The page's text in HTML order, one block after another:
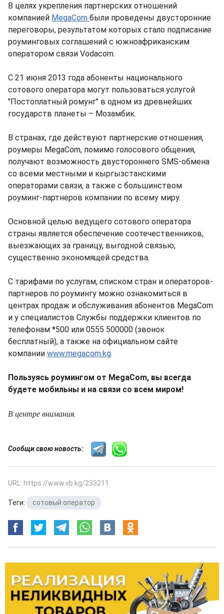
В целях укрепления партнерских отношений
компанией MegaCom были проведены двусторонние
переговоры, результатом которых стало подписание
роуминговых соглашений с южноафриканским
оператором связи Vodacom.
С 21 июня 2013 года абоненты национального
сотового оператора могут пользоваться услугой
"Постоплатный ромунг" в одном из древнейших
государств планеты – Мозамбик.
В странах, где действуют партнерские отношения,
роумеры MegaCom, помимо голосового общения,
получают возможность двустороннего SMS-обмена
со всеми местными и кыргызстанскими
операторами связи, а также с большинством
роуминг-партнеров компании по всему миру.
Основной целью ведущего сотового оператора
страны является обеспечение соотечественников,
выезжающих за границу, выгодной связью,
существенно экономящей средства.
С тарифами по услугам, списком стран и операторов-
партнеров по роумингу можно ознакомиться в
центрах продаж и обслуживания абонентов MegaCom
и у специалистов Службы поддержки клиентов по
телефонам *500 или 0555 500000 (звонок
бесплатный), а также на официальном сайте
компании www.megacom.kg.
Пользуясь роумингом от MegaCom, вы всегда
будете мобильны и на связи со всем миром!
В центре внимания.
Сообщи свою новость:
URL: https://www.vb.kg/233211
Теги: сотовый оператор